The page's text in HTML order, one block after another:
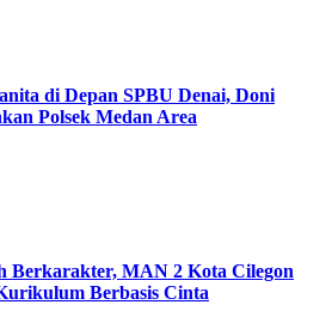
di Depan SPBU Denai, Doni
Polsek Medan Area
Berkarakter, MAN 2 Kota Cilegon
Berbasis Cinta